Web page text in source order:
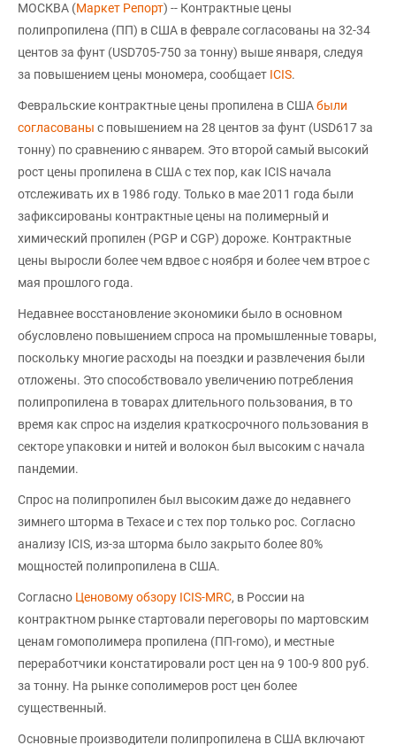
МОСКВА (Маркет Репорт) -- Контрактные цены
полипропилена (ПП) в США в феврале согласованы на 32-34
центов за фунт (USD705-750 за тонну) выше января, следуя
за повышением цены мономера, сообщает ICIS.
Февральские контрактные цены пропилена в СШАбыли
согласованы с повышением на 28 центов за фунт (USD617 за
тонну) по сравнению с январем. Это второй самый высокий
рост цены пропилена в США с тех пор, как ICIS начала
отслеживать их в 1986 году. Только в мае 2011 года были
зафиксированы контрактные цены на полимерный и
химический пропилен (PGP и CGP) дороже. Контрактные
цены выросли более чем вдвое с ноября и более чем втрое с
мая прошлого года.
Недавнее восстановление экономики было в основном
обусловлено повышением спроса на промышленные товары,
поскольку многие расходы на поездки и развлечения были
отложены. Это способствовало увеличению потребления
полипропилена в товарах длительного пользования, в то
время как спрос на изделия краткосрочного пользования в
секторе упаковки и нитей и волокон был высоким с начала
пандемии.
Спрос на полипропилен был высоким даже до недавнего
зимнего шторма в Техасе и с тех пор только рос. Согласно
анализу ICIS, из-за шторма было закрыто более 80%
мощностей полипропилена в США.
Согласно Ценовому обзору ICIS-MRC, в России на
контрактном рынке стартовали переговоры по мартовским
ценам гомополимера пропилена (ПП-гомо), и местные
переработчики констатировали рост цен на 9 100-9 800 руб.
за тонну. На рынке сополимеров рост цен более
существенный.
Основные производители полипропилена в США включают